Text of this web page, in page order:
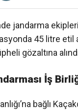
jandarma
45 litre etil
gözaltına
İş
bağlı